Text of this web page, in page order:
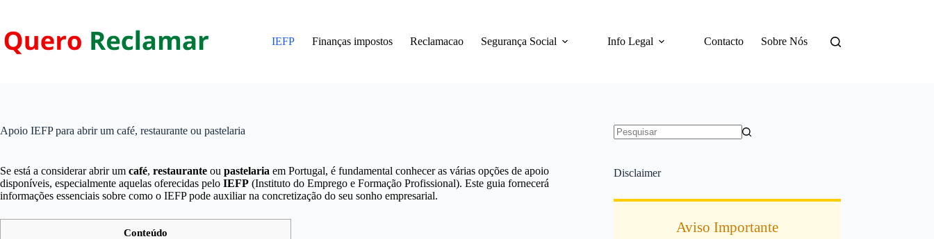
conteúdo
IEFP Finanças impostos Reclamacao Segurança Social Info Legal Contacto Sobre Nós
Apoio IEFP para abrir um café, restaurante ou pastelaria
Se está a considerar abrir um café, restaurante ou pastelaria em Portugal, é fundamental conhecer as várias opções de apoio
disponíveis, especialmente aquelas oferecidas pelo IEFP (Instituto do Emprego e Formação Profissional). Este guia fornecerá
informações essenciais sobre como o IEFP pode auxiliar na concretização do seu sonho empresarial.
Conteúdo
Disclaimer
Aviso Importante